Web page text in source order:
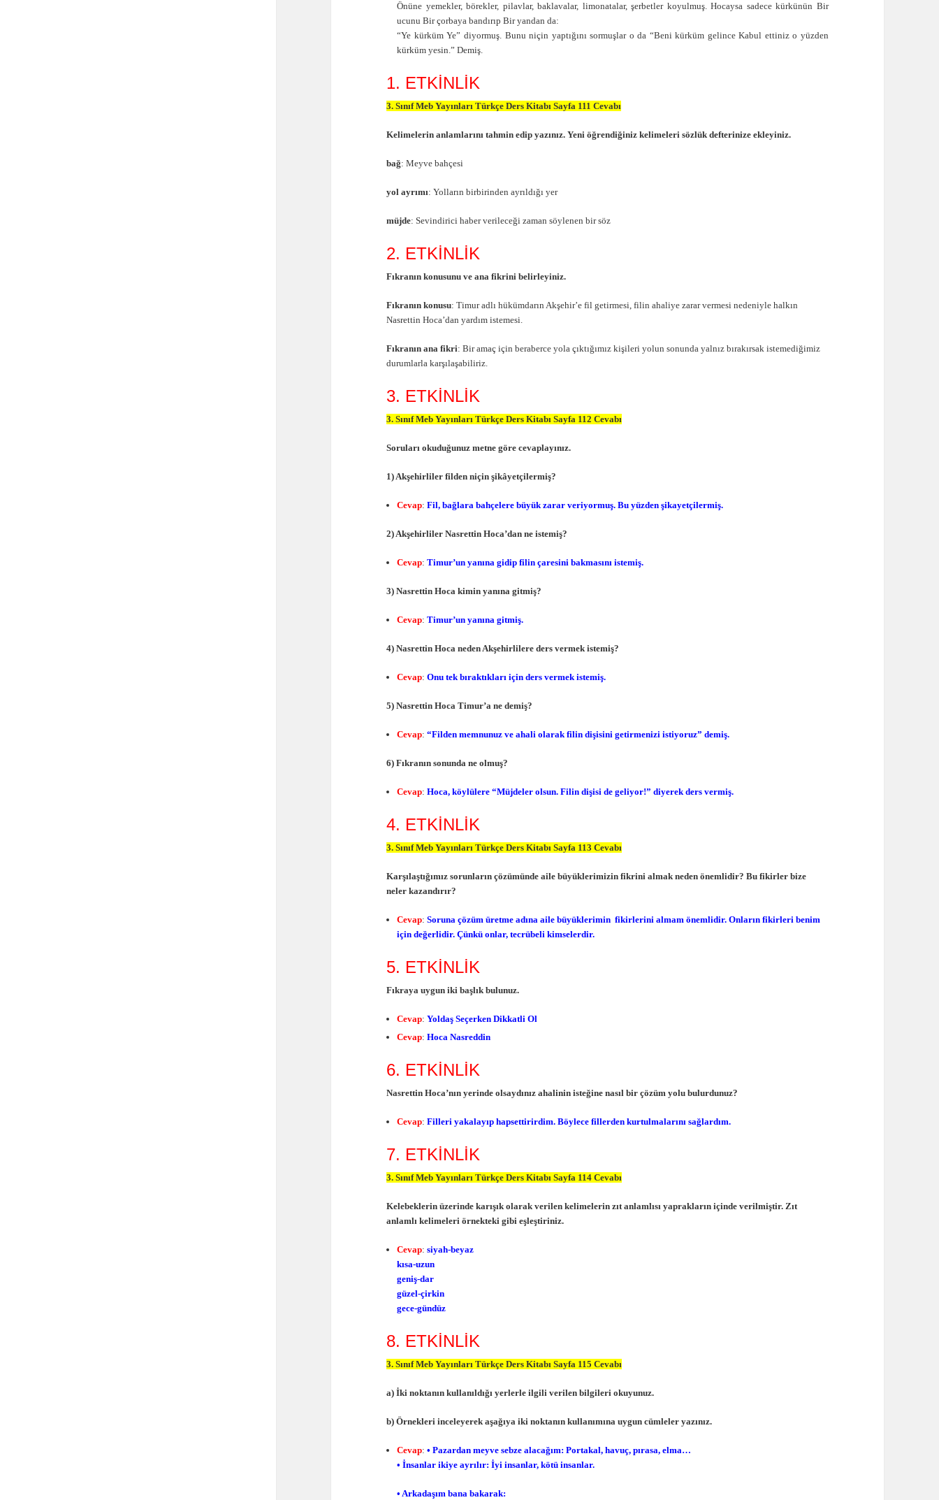
Önüne yemekler, börekler, pilavlar, baklavalar, limonatalar, şerbetler koyulmuş. Hocaysa sadece kürkünün Bir
ucunu Bir çorbaya bandırıp Bir yandan da:
“Ye kürküm Ye” diyormuş. Bunu niçin yaptığını sormuşlar o da “Beni kürküm gelince Kabul ettiniz o yüzden
kürküm yesin.” Demiş.
1. ETKİNLİK
3. Sınıf Meb Yayınları Türkçe Ders Kitabı Sayfa 111 Cevabı
Kelimelerin anlamlarını tahmin edip yazınız. Yeni öğrendiğiniz kelimeleri sözlük defterinize ekleyiniz.
bağ: Meyve bahçesi
yol ayrımı: Yolların birbirinden ayrıldığı yer
müjde: Sevindirici haber verileceği zaman söylenen bir söz
2. ETKİNLİK
Fıkranın konusunu ve ana fikrini belirleyiniz.
Fıkranın konusu: Timur adlı hükümdarın Akşehir’e fil getirmesi, filin ahaliye zarar vermesi nedeniyle halkın
Nasrettin Hoca’dan yardım istemesi.
Fıkranın ana fikri: Bir amaç için beraberce yola çıktığımız kişileri yolun sonunda yalnız bırakırsak istemediğimiz
durumlarla karşılaşabiliriz.
3. ETKİNLİK
3. Sınıf Meb Yayınları Türkçe Ders Kitabı Sayfa 112 Cevabı
Soruları okuduğunuz metne göre cevaplayınız.
1) Akşehirliler filden niçin şikâyetçilermiş?
Cevap:Fil, bağlara bahçelere büyük zarar veriyormuş. Bu yüzden şikayetçilermiş.
2) Akşehirliler Nasrettin Hoca’dan ne istemiş?
Cevap:Timur’un yanına gidip filin çaresini bakmasını istemiş.
3) Nasrettin Hoca kimin yanına gitmiş?
Cevap:Timur’un yanına gitmiş.
4) Nasrettin Hoca neden Akşehirlilere ders vermek istemiş?
Cevap:Onu tek bıraktıkları için ders vermek istemiş.
5) Nasrettin Hoca Timur’a ne demiş?
Cevap:“Filden memnunuz ve ahali olarak filin dişisini getirmenizi istiyoruz” demiş.
6) Fıkranın sonunda ne olmuş?
Cevap:Hoca, köylülere “Müjdeler olsun. Filin dişisi de geliyor!” diyerek ders vermiş.
4. ETKİNLİK
3. Sınıf Meb Yayınları Türkçe Ders Kitabı Sayfa 113 Cevabı
Karşılaştığımız sorunların çözümünde aile büyüklerimizin fikrini almak neden önemlidir? Bu fikirler bize
neler kazandırır?
Cevap: Soruna çözüm üretme adına aile büyüklerimin fikirlerini almam önemlidir. Onların fikirleri benim
için değerlidir. Çünkü onlar, tecrübeli kimselerdir.
5. ETKİNLİK
Fıkraya uygun iki başlık bulunuz.
Cevap:Yoldaş Seçerken Dikkatli Ol
Cevap:Hoca Nasreddin
6. ETKİNLİK
Nasrettin Hoca’nın yerinde olsaydınız ahalinin isteğine nasıl bir çözüm yolu bulurdunuz?
Cevap:Filleri yakalayıp hapsettirirdim. Böylece fillerden kurtulmalarını sağlardım.
7. ETKİNLİK
3. Sınıf Meb Yayınları Türkçe Ders Kitabı Sayfa 114 Cevabı
Kelebeklerin üzerinde karışık olarak verilen kelimelerin zıt anlamlısı yaprakların içinde verilmiştir. Zıt
anlamlı kelimeleri örnekteki gibi eşleştiriniz.
Cevap:siyah-beyaz
kısa-uzun
geniş-dar
güzel-çirkin
gece-gündüz
8. ETKİNLİK
3. Sınıf Meb Yayınları Türkçe Ders Kitabı Sayfa 115 Cevabı
a) İki noktanın kullanıldığı yerlerle ilgili verilen bilgileri okuyunuz.
b) Örnekleri inceleyerek aşağıya iki noktanın kullanımına uygun cümleler yazınız.
Cevap:• Pazardan meyve sebze alacağım: Portakal, havuç, pırasa, elma…
• İnsanlar ikiye ayrılır: İyi insanlar, kötü insanlar.
• Arkadaşım bana bakarak: